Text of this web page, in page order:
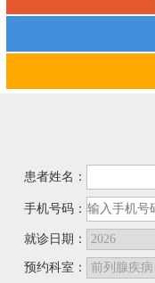
患者姓名：
手机号码：
就诊日期：
预约科室：